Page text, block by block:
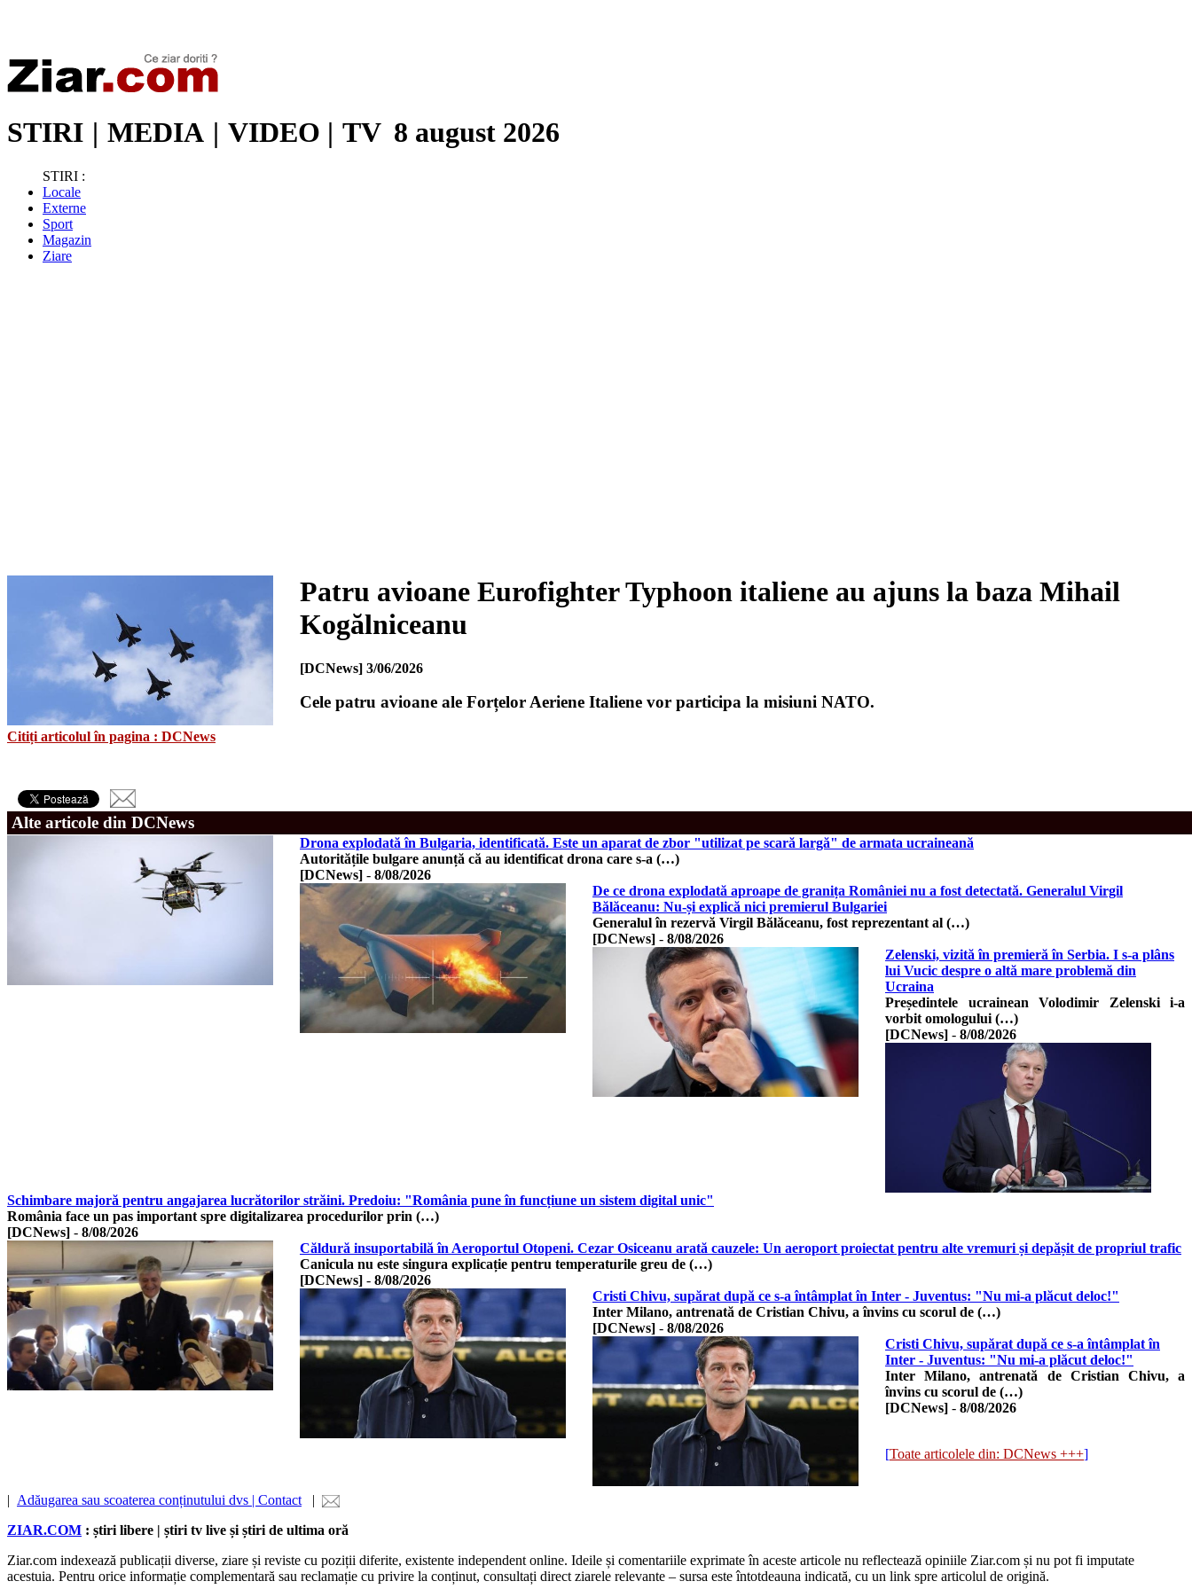
STIRI | MEDIA | VIDEO | TV 8 august 2026
STIRI :
Locale
Externe
Sport
Magazin
Ziare
Patru avioane Eurofighter Typhoon italiene au ajuns la baza Mihail
Kogălniceanu
[DCNews] 3/06/2026
Cele patru avioane ale Forțelor Aeriene Italiene vor participa la misiuni NATO.
Citiți articolul în pagina : DCNews
Alte articole din DCNews
Drona explodată în Bulgaria, identificată. Este un aparat de zbor "utilizat pe scară largă" de armata ucraineană
Autoritățile bulgare anunță că au identificat drona care s-a (…)
[DCNews] - 8/08/2026
De ce drona explodată aproape de granița României nu a fost detectată. Generalul Virgil
Bălăceanu: Nu-și explică nici premierul Bulgariei
Generalul în rezervă Virgil Bălăceanu, fost reprezentant al (…)
[DCNews] - 8/08/2026
Zelenski, vizită în premieră în Serbia. I s-a plâns
lui Vucic despre o altă mare problemă din
Ucraina
Președintele ucrainean Volodimir Zelenski i-a
vorbit omologului (…)
[DCNews] - 8/08/2026
Schimbare majoră pentru angajarea lucrătorilor străini. Predoiu: "România pune în funcțiune un sistem digital unic"
România face un pas important spre digitalizarea procedurilor prin (…)
[DCNews] - 8/08/2026
Căldură insuportabilă în Aeroportul Otopeni. Cezar Osiceanu arată cauzele: Un aeroport proiectat pentru alte vremuri și depășit de propriul trafic
Canicula nu este singura explicație pentru temperaturile greu de (…)
[DCNews] - 8/08/2026
Cristi Chivu, supărat după ce s-a întâmplat în Inter - Juventus: "Nu mi-a plăcut deloc!"
Inter Milano, antrenată de Cristian Chivu, a învins cu scorul de (…)
[DCNews] - 8/08/2026
Cristi Chivu, supărat după ce s-a întâmplat în
Inter - Juventus: "Nu mi-a plăcut deloc!"
Inter Milano, antrenată de Cristian Chivu, a
învins cu scorul de (…)
[DCNews] - 8/08/2026
[Toate articolele din: DCNews +++]
| Adăugarea sau scoaterea conținutului dvs | Contact |
ZIAR.COM : știri libere | știri tv live și știri de ultima oră
Ziar.com indexează publicații diverse, ziare și reviste cu poziții diferite, existente independent online. Ideile și comentariile exprimate în aceste articole nu reflectează opiniile Ziar.com și nu pot fi imputate
acestuia. Pentru orice informație complementară sau reclamație cu privire la conținut, consultați direct ziarele relevante – sursa este întotdeauna indicată, cu un link spre articolul de origină.